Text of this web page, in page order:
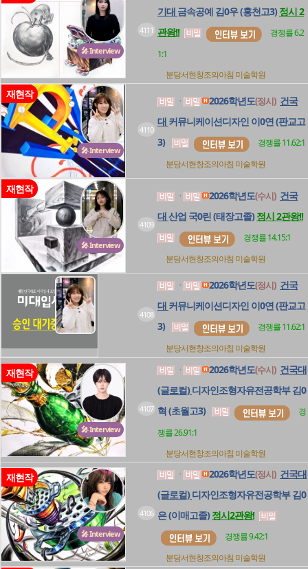
🎤 Interview
4111
기대 금속공예 김0우 (홍천고3) 정시 2
관왕!!
경쟁률 6.2
1:1
분당서현창조의아침 미술학원
🎤 Interview
재현작
4110
ㆍ 2026학년도(정시) 건국
대 커뮤니케이션디자인 이0연 (판교고
3)
경쟁률 11.62:1
분당서현창조의아침 미술학원
🎤 Interview
재현작
4109
ㆍ 2026학년도(수시) 건국
대산업 국0린 (태장고졸) 정시 2관왕!!
경쟁률 14.15:1
분당서현창조의아침 미술학원
4108
ㆍ 2026학년도(정시) 건국
대 커뮤니케이션디자인 이0연 (판교고
3)
경쟁률 11.62:1
분당서현창조의아침 미술학원
🎤 Interview
재현작
4107
ㆍ 2026학년도(수시) 건국대
(글로컬) 디자인조형자유전공학부 김0
혁 (초월고3)
경
쟁률 26.91:1
분당서현창조의아침 미술학원
🎤 Interview
재현작
4106
ㆍ 2026학년도(정시) 건국대
(글로컬) 디자인조형자유전공학부 김0
은 (이매고졸) 정시2관왕!
경쟁률 9.42:1
분당서현창조의아침 미술학원